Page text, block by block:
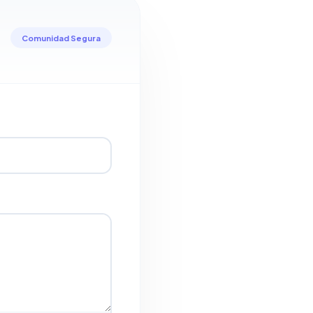
Comunidad Segura